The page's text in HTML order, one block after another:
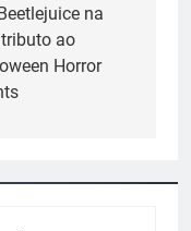
na
ao
Horror